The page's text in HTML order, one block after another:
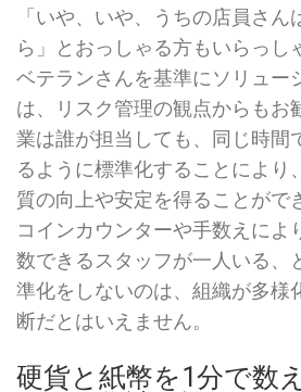
「いや、いや、うちの店員さ
ら」とおっしゃる方もいらっし
ベテランさんを基準にソリュー
は、リスク管理の観点からもお
業は誰が担当しても、同じ時間
るように標準化することにより
質の向上や安定を得ることがで
コインカウンターや手数えによ
数できるスタッフが一人いる、
準化をしないのは、組織が多様
断だとはいえません。
硬貨と紙幣を1分で数